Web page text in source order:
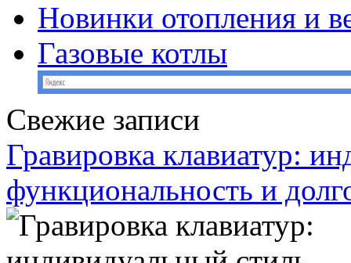
Новинки отопления и
Газовые котлы
Свежие записи
Гравировка клавиатур:
функциональность и